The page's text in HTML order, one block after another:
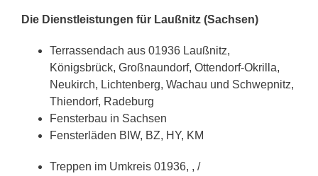
Die Dienstleistungen für Laußnitz (Sachsen)
Terrassendach aus 01936 Laußnitz,
Königsbrück, Großnaundorf, Ottendorf-Okrilla,
Neukirch, Lichtenberg, Wachau und Schwepnitz,
Thiendorf, Radeburg
Fensterbau in Sachsen
Fensterläden BIW, BZ, HY, KM
Treppen im Umkreis 01936, , /